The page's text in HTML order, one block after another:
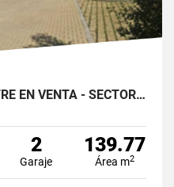
APARTAMENTO CAMPESTRE EN VENTA - SECTOR LLANOGRANDE
2
Garaje
139.77
Área m2